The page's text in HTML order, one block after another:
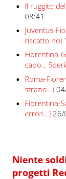
Il ruggito
08:41
Juventus-
riscatto no)
Fiorentina-
capo…
Roma-
strazio…)
Fiorentina-
errori…) 26/
Niente
progetti